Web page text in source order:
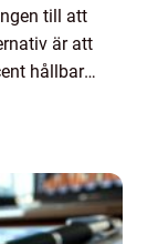
till att
är att
hållbar